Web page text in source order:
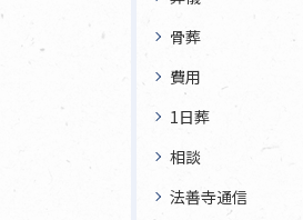
骨葬
費用
1日葬
相談
法善寺通信